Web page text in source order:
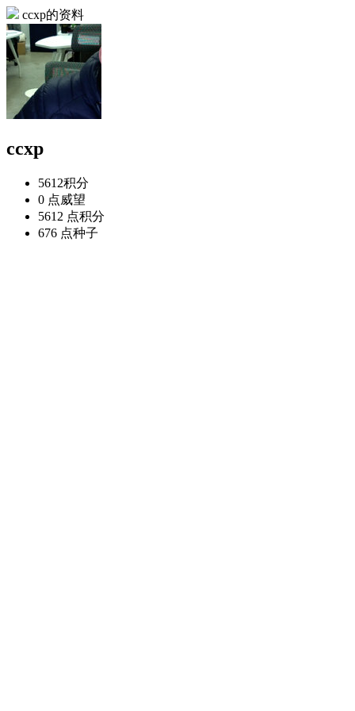
ccxp的资料
ccxp
5612积分
0 点威望
5612 点积分
676 点种子